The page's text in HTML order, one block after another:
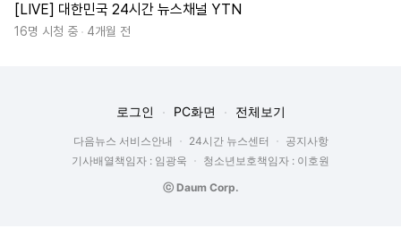
[LIVE] 대한민국 24시간 뉴스채널 YTN
16명 시청 중 4개월 전
로그인 PC화면 전체보기
다음뉴스 서비스안내 24시간 뉴스센터
공지사항
기사배열책임자 : 임광욱
청소년보호책임자 : 이호원
ⓒ Daum Corp.